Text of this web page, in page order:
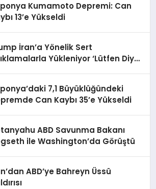
Kumamoto Depremi: Can
13’e Yükseldi
İran’a Yönelik Sert
Yükleniyor ‘Lütfen Diye
7,1 Büyüklüğündeki
Can Kaybı 35’e Yükseldi
ABD Savunma Bakanı
ile Washington’da Görüştü
ABD’ye Bahreyn Üssü